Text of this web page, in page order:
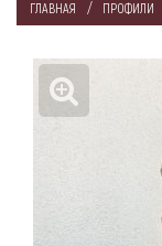
ГЛАВНАЯ ПРОФИЛИ